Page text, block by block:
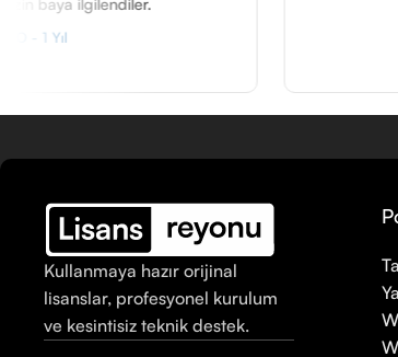
Kullanmaya hazır orijinal
lisanslar, profesyonel kurulum
ve kesintisiz teknik destek.